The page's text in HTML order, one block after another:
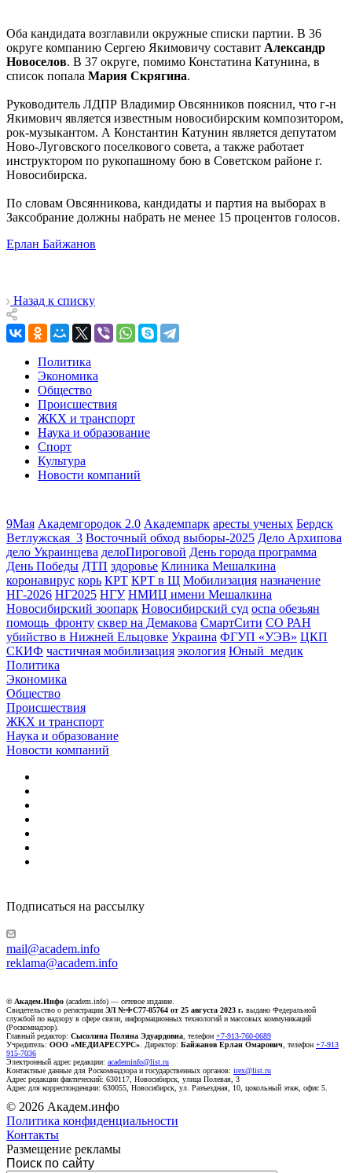
Оба кандидата возглавили окружные списки партии. В 36
округе компанию Сергею Якимовичу составит Александр
Новоселов. В 37 округе, помимо Констатина Катунина, в
список попала Мария Скрягина.
Руководитель ЛДПР Владимир Овсянников пояснил, что г-н
Якимович является известным новосибирским композитором,
рок-музыкантом. А Константин Катунин является депутатом
Ново-Луговского поселкового совета, а также работает
инструктором по рукопашному бою в Советском районе г.
Новосибирска.
По словам Овсянникова, кандидаты и партия на выборах в
Заксобрание должны набрать не менее 15 процентов голосов.
Ерлан Байжанов
Назад к списку
Политика
Экономика
Общество
Происшествия
ЖКХ и транспорт
Наука и образование
Спорт
Культура
Новости компаний
9Мая Академгородок 2.0 Академпарк аресты ученых Бердск
Ветлужская_3 Восточный обход выборы-2025 Дело Архипова
дело Украинцева делоПироговой День города программа
День Победы ДТП здоровье Клиника Мешалкина
коронавирус корь КРТ КРТ в Щ Мобилизация назначение
НГ-2026 НГ2025 НГУ НМИЦ имени Мешалкина
Новосибирский зоопарк Новосибирский суд оспа обезьян
помощь_фронту сквер на Демакова СмартСити СО РАН
убийство в Нижней Ельцовке Украина ФГУП «УЭВ» ЦКП
СКИФ частичная мобилизация экология Юный_медик
Политика
Экономика
Общество
Происшествия
ЖКХ и транспорт
Наука и образование
Новости компаний
Подписаться на рассылку
mail@academ.info
reklama@academ.info
© Академ.Инфо (academ.info) — сетевое издание.
Свидетельство о регистрации ЭЛ №ФС77-85764 от 25 августа 2023 г. выдано Федеральной
службой по надзору в сфере связи, информационных технологий и массовых коммуникаций
(Роскомнадзор).
Главный редактор: Сысолина Полина Эдуардовна , телефон +7-913-760-0689
Учредитель: ООО «МЕДИАРЕСУРС» . Директор: Байжанов Ерлан Омарович , телефон +7-913
915-7036
Электронный адрес редакции: academinfo@list.ru
Контактные данные для Роскомнадзора и государственных органов: irex@list.ru
Адрес редакции фактический: 630117, Новосибирск, улица Полевая, 3
Адрес для корреспонденции: 630055, Новосибирск, ул. Разъездная, 10, цокольный этаж, офис 5.
© 2026 Академ.инфо
Политика конфиденциальности
Контакты
Размещение рекламы
Поиск по сайту